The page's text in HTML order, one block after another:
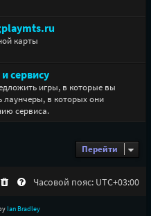
карты
сервису
игры, в которые вы
лаунчеры, в которых они
сервиса.
Перейти
Часовой пояс: UTC+03:00
Ian Bradley